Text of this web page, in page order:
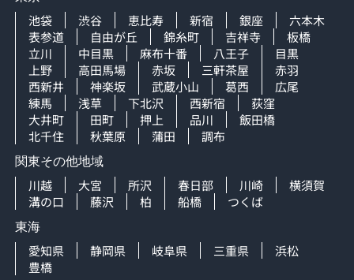
池袋 渋谷 恵比寿 新宿 銀座
六本木
表参道
自由が丘 錦糸町 吉祥寺
板橋
立川
中目黒 麻布十番 八王子
目黒
上野
高田馬場 赤坂 三軒茶屋
赤羽
西新井
神楽坂 武蔵小山 葛西
広尾
練馬
浅草 下北沢 西新宿
荻窪
大井町
田町 押上 品川
飯田橋
北千住
秋葉原 蒲田 調布
関東その他地域
川越 大宮 所沢 春日部 川崎
横須賀
溝の口
藤沢 柏 船橋 つくば
東海
愛知県 静岡県 岐阜県 三重県
浜松
豊橋